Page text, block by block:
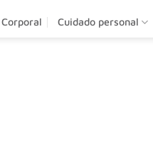
Corporal Cuidado personal